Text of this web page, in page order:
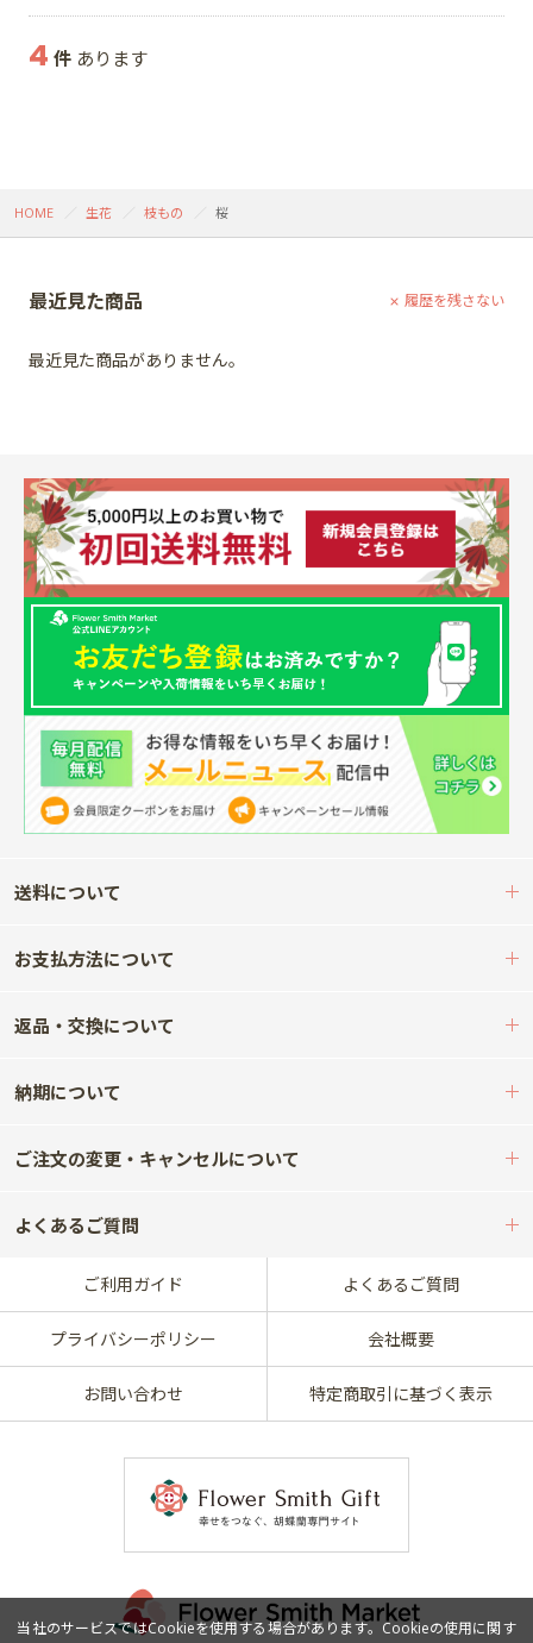
4 件 あります
HOME 生花 枝もの 桜
最近見た商品
最近見た商品がありません。
履歴を残さない
送料について
お支払方法について
返品・交換について
納期について
ご注文の変更・キャンセルについて
よくあるご質問
ご利用ガイド よくあるご質問
プライバシーポリシー 会社概要
お問い合わせ 特定商取引に基づく表示
当社のサービスではCookieを使用する場合があります。Cookieの使用に関す